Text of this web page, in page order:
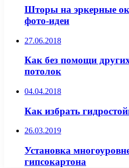
Шторы на эркерные
фото-идеи
27.06.2018
Как без помощи
потолок
04.04.2018
Как избрать
26.03.2019
Установка
гипсокартона